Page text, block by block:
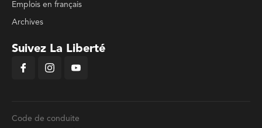
Emplois en français
Archives
Suivez La Liberté
Code de conduite